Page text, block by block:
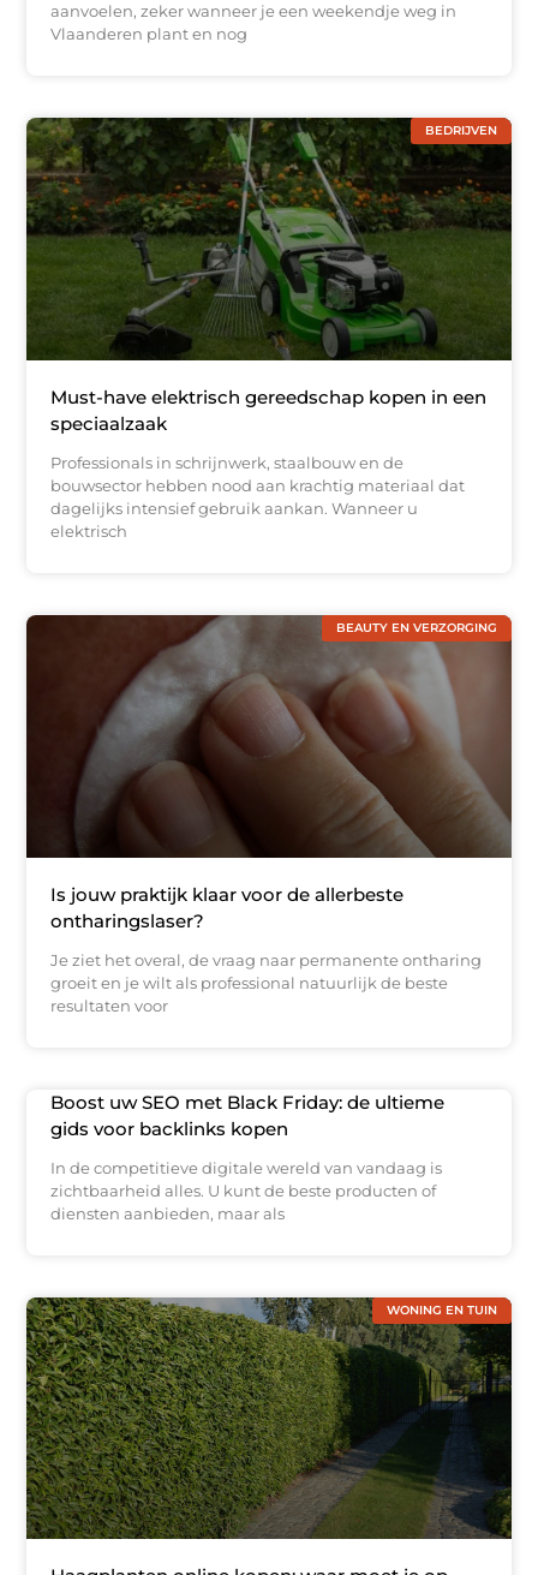
aanvoelen, zeker wanneer je een weekendje weg in
Vlaanderen plant en nog
BEDRIJVEN
Must-have elektrisch gereedschap kopen in een
speciaalzaak
Professionals in schrijnwerk, staalbouw en de
bouwsector hebben nood aan krachtig materiaal dat
dagelijks intensief gebruik aankan. Wanneer u
elektrisch
BEAUTY EN VERZORGING
Is jouw praktijk klaar voor de allerbeste
ontharingslaser?
Je ziet het overal, de vraag naar permanente ontharing
groeit en je wilt als professional natuurlijk de beste
resultaten voor
Boost uw SEO met Black Friday: de ultieme
gids voor backlinks kopen
In de competitieve digitale wereld van vandaag is
zichtbaarheid alles. U kunt de beste producten of
diensten aanbieden, maar als
WONING EN TUIN